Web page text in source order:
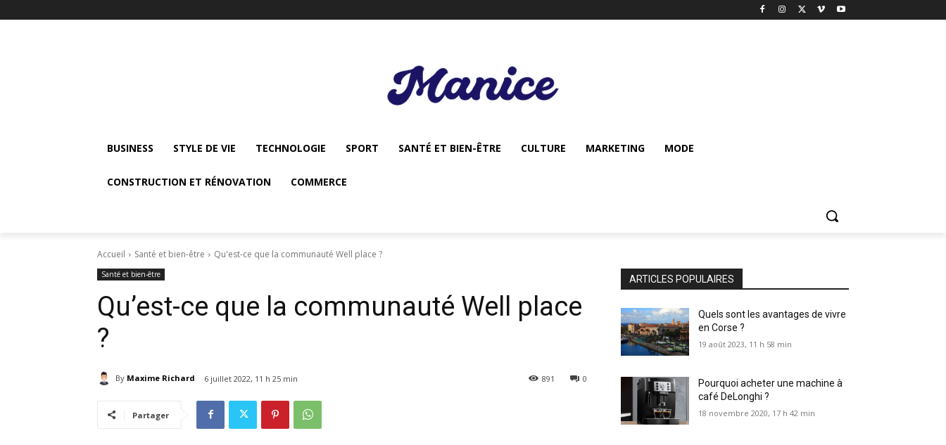
BUSINESS STYLE DE VIE TECHNOLOGIE SPORT SANTÉ ET BIEN-ÊTRE CULTURE MARKETING MODE
CONSTRUCTION ET RÉNOVATION COMMERCE
Accueil Santé et bien-être Qu'est-ce que la communauté Well place ?
Santé et bien-être
Qu’est-ce que la communauté Well place
?
By Maxime Richard 6 juillet 2022, 11 h 25 min 0
891
Partager
ARTICLES POPULAIRES
Quels sont les avantages de vivre
en Corse ?
19 août 2023, 11 h 58 min
Pourquoi acheter une machine à
café DeLonghi ?
18 novembre 2020, 17 h 42 min